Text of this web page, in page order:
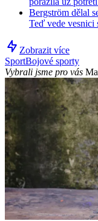
Bergström dělal
Teď vede vesnici
Zobrazit více
SportBojové sporty
Vybrali jsme pro vás